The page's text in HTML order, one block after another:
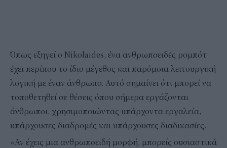
Όπως εξηγεί ο Nikolaides, ένα ανθρωποειδές ρομπότ
έχει περίπου το ίδιο μέγεθος και παρόμοια λειτουργική
λογική με έναν άνθρωπο. Αυτό σημαίνει ότι μπορεί να
τοποθετηθεί σε θέσεις όπου σήμερα εργάζονται
άνθρωποι, χρησιμοποιώντας υπάρχοντα εργαλεία,
υπάρχουσες διαδρομές και υπάρχουσες διαδικασίες.
«Αν έχεις μια ανθρωποειδή μορφή, μπορείς ουσιαστικά